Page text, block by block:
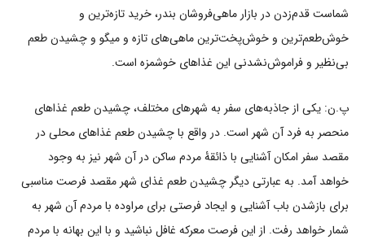
شماست قدم‌زدن در بازار ماهی‌فروشان بندر، خرید تازه‌ترین و
خوش‌طعم‌ترین و خوش‌پخت‌ترین ماهی‌های تازه و میگو و چشیدن طعم
بی‌نظیر و فراموش‌نشدنی این غذاهای خوشمزه است.
پ.ن: یکی از جاذبه‌های سفر به شهرهای مختلف، چشیدن طعم غذاهای
منحصر به فرد آن شهر است. در واقع با چشیدن طعم غذاهای محلی در
مقصد سفر امکان آشنایی با ذائقۀ مردم ساکن در آن شهر نیز به وجود
خواهد آمد. به عبارتی دیگر چشیدن طعم غذای شهر مقصد فرصت مناسبی
برای بازشدن باب آشنایی و ایجاد فرصتی برای مراوده با مردم آن شهر به
شمار خواهد رفت. از این فرصت معرکه غافل نباشید و با این بهانه با مردم